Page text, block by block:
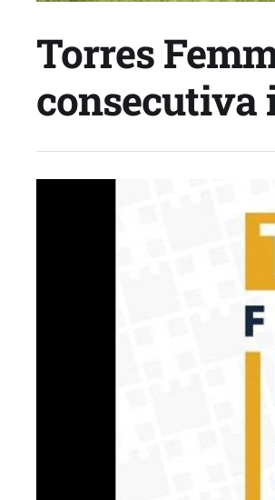
Torres
consecutiva